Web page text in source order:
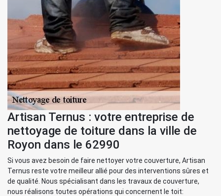
Artisan Ternus : votre entreprise de
nettoyage de toiture dans la ville de
Royon dans le 62990
Si vous avez besoin de faire nettoyer votre couverture, Artisan
Ternus reste votre meilleur allié pour des interventions sûres et
de qualité. Nous spécialisant dans les travaux de couverture,
nous réalisons toutes opérations qui concernent le toit: